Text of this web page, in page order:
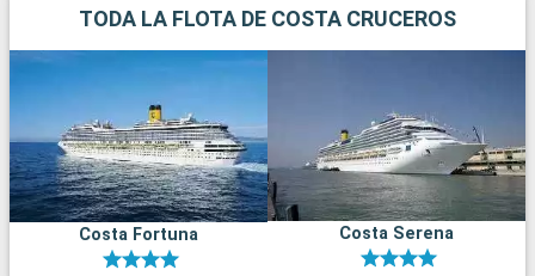
TODA LA FLOTA DE COSTA CRUCEROS
Costa Fortuna Costa Serena